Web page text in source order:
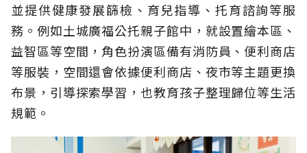
並提供健康發展篩檢、育兒指導、托育諮詢等服
務。例如土城廣福公托親子館中，就設置繪本區、
益智區等空間，角色扮演區備有消防員、便利商店
等服裝，空間還會依據便利商店、夜市等主題更換
布景，引導探索學習，也教育孩子整理歸位等生活
規範。